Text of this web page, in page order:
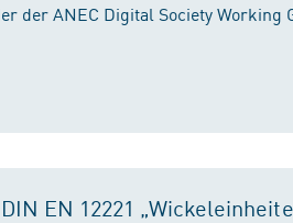
der ANEC Digital Society Working
EN 12221